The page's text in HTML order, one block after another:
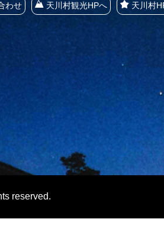
天川村
天川村観光HPへ
わせ
reserved.